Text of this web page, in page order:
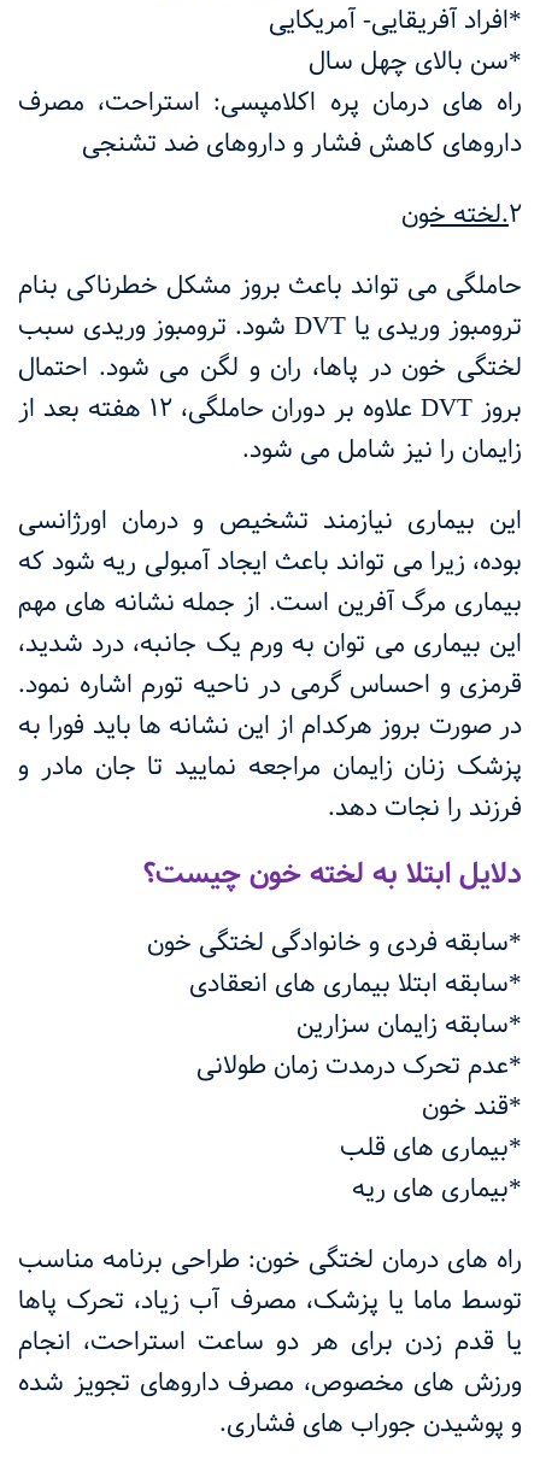
*افراد آفریقایی- آمریکایی
*سن بالای چهل سال
راه های درمان پره اکلامپسی: استراحت، مصرف
داروهای کاهش فشار و داروهای ضد تشنجی
2.لخته خون
حاملگی می تواند باعث بروز مشکل خطرناکی بنام
ترومبوز وریدی یاDVT شود. ترومبوز وریدی سبب
لختگی خون در پاها، ران و لگن می شود. احتمال
بروز DVT
علاوه بر دوران حاملگی، 12 هفته بعد از
زایمان را نیز شامل می شود.
این بیماری نیازمند تشخیص و درمان اورژانسی
بوده، زیرا می تواند باعث ایجاد آمبولی ریه شود که
بیماری مرگ آفرین است. از جمله نشانه های مهم
این بیماری می توان به ورم یک جانبه، درد شدید،
قرمزی و احساس گرمی در ناحیه تورم اشاره نمود.
در صورت بروز هرکدام از این نشانه ها باید فورا به
پزشک زنان زایمان مراجعه نمایید تا جان مادر و
فرزند را نجات دهد.
دلایل ابتلا به لخته خون چیست؟
*سابقه فردی و خانوادگی لختگی خون
*سابقه ابتلا بیماری های انعقادی
*سابقه زایمان سزارین
*عدم تحرک درمدت زمان طولانی
*قند خون
*بیماری های قلب
*بیماری های ریه
راه های درمان لختگی خون: طراحی برنامه مناسب
توسط ماما یا پزشک، مصرف آب زیاد، تحرک پاها
یا قدم زدن برای هر دو ساعت استراحت، انجام
ورزش های مخصوص، مصرف داروهای تجویز شده
و پوشیدن جوراب های فشاری.